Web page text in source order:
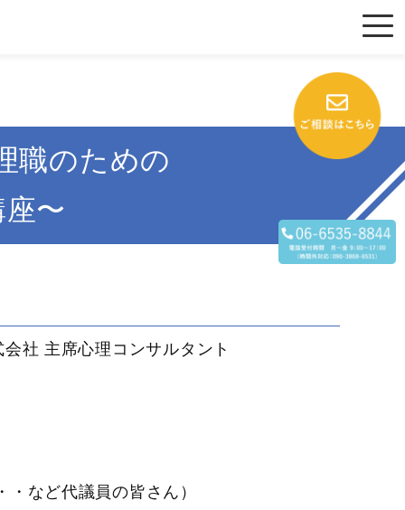
職のための
〜
社 主席心理コンサルタント
など代議員の皆さん）